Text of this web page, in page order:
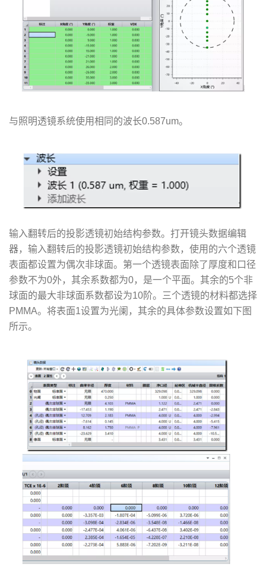
与照明透镜系统使用相同的波长0.587um。
输入翻转后的投影透镜初始结构参数。打开镜头数据编辑
器，输入翻转后的投影透镜初始结构参数，使用的六个透镜
表面都设置为偶次非球面。第一个透镜表面除了厚度和口径
参数不为0外，其余系数都为0，是一个平面。其余的5个非
球面的最大非球面系数都设为10阶。三个透镜的材料都选择
PMMA。将表面1设置为光阑，其余的具体参数设置如下图
所示。